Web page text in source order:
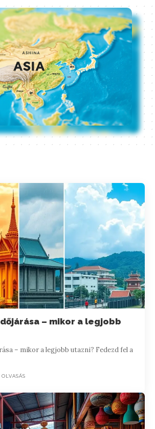
– mikor a legjobb
– mikor a legjobb utazni? Fedezd fel a
OLVASÁS